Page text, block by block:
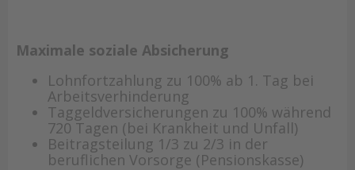
Maximale soziale Absicherung
Lohnfortzahlung zu 100% ab 1. Tag bei
Arbeitsverhinderung
Taggeldversicherungen zu 100% während
720 Tagen (bei Krankheit und Unfall)
Beitragsteilung 1/3 zu 2/3 in der
beruflichen Vorsorge (Pensionskasse)